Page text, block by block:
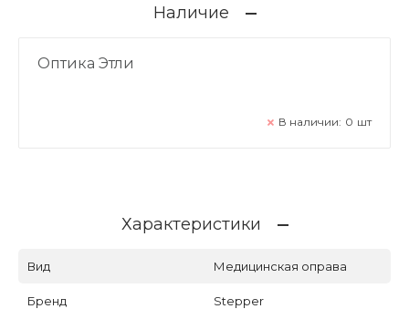
Наличие
Оптика Этли
В наличии: 0 шт
Характеристики
Вид Медицинская оправа
Бренд Stepper